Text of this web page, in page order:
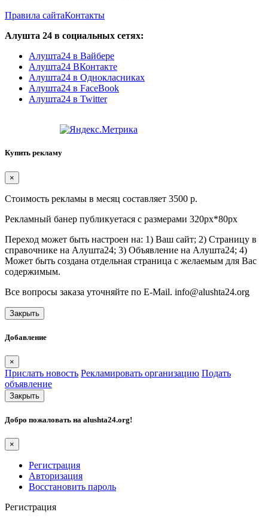
Правила сайтаКонтакты
Алушта 24 в социальных сетях:
Алушта24 в Вайбере
Алушта24 ВКонтакте
Алушта24 в Однокласниках
Алушта24 в FaceBook
Алушта24 в Twitter
Купить рекламу
×
Стоимость рекламы в месяц составляет 3500 р.
Рекламный банер публикуетася с размерами 320px*80px
Переход может быть настроен на: 1) Ваш сайт; 2) Страницу в
справочнике на Алушта24; 3) Объявление на Алушта24; 4)
Может быть создана отдельная страница с желаемым для Вас
содержимым.
Все вопросы заказа уточняйте по E-Mail. info@alushta24.org
Закрыть
Добавление
×
Прислать новость Рекламировать организацию Подать
объявление
Закрыть
Добро пожаловать на alushta24.org!
×
Регистрация
Авторизация
Восстановить пароль
Регистрация